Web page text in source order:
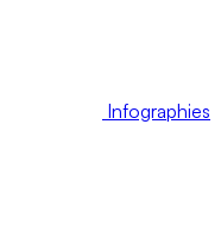
Infographies